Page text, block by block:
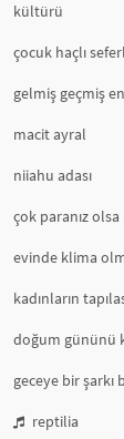
kültürü
çocuk haçlı
gelmiş geçmiş
macit ayral
niiahu adası
çok paranız olsa
evinde klima
kadınların
doğum gününü
geceye bir şarkı
reptilia